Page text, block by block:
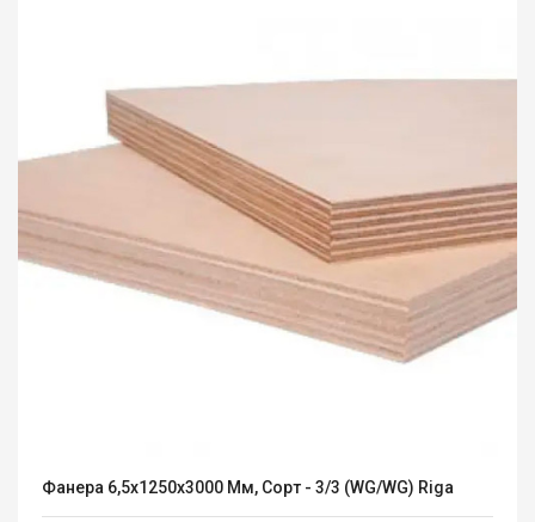
Фанера 6,5х1250х3000 Мм, Сорт - 3/3 (WG/WG) Riga